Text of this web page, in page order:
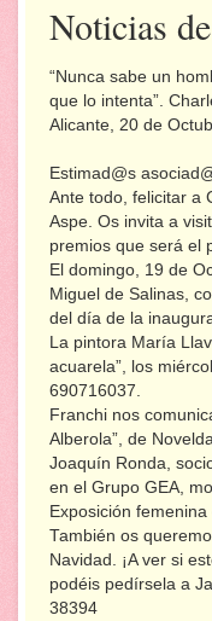
Noticias
“Nunca sabe un
que lo intenta”.
Alicante, 20 de
Estimad@s
Ante todo, felicitar a
Aspe. Os invita a
premios que será el
El domingo, 19 de
Miguel de Salinas,
del día de la
La pintora María
acuarela”, los
690716037.
Franchi nos
Alberola”, de
Joaquín Ronda,
en el Grupo GEA,
Exposición
También os
Navidad. ¡A ver si
podéis pedírsela a
38394